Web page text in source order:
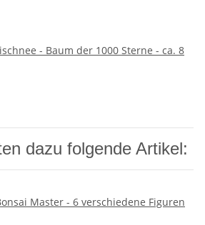
- Baum der 1000 Sterne - ca. 8
dazu folgende Artikel: